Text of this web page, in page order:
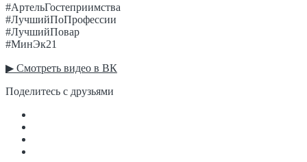
#АртельГостеприимства
#ЛучшийПоПрофессии
#ЛучшийПовар
#МинЭк21
▶ Смотреть видео в ВК
Поделитесь с друзьями